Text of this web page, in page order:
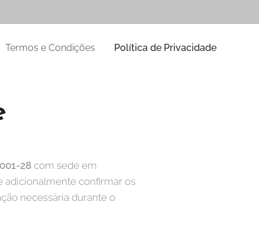
Termos e Condições Política de Privacidade
28com sede em
adicionalmente confirmar os
necessária durante o